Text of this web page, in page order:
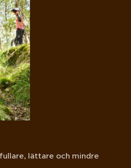
lättare och mindre